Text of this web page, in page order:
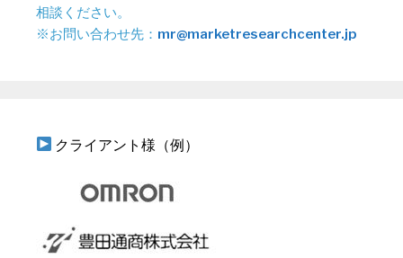
相談ください。
※お問い合わせ先： mr@marketresearchcenter.jp
クライアント様（例）